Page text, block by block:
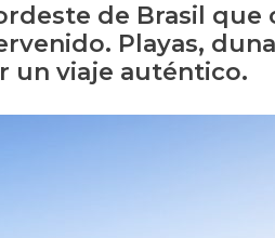
de Brasil
Playas,
un viaje auténtico.